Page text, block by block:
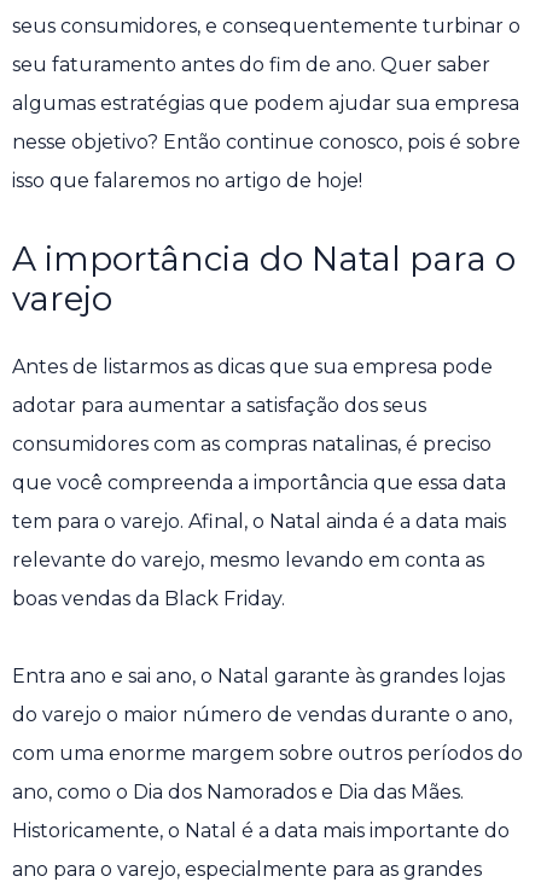
seus consumidores, e consequentemente turbinar o
seu faturamento antes do fim de ano. Quer saber
algumas estratégias que podem ajudar sua empresa
nesse objetivo? Então continue conosco, pois é sobre
isso que falaremos no artigo de hoje!
A importância do Natal para o
varejo
Antes de listarmos as dicas que sua empresa pode
adotar para aumentar a satisfação dos seus
consumidores com as compras natalinas, é preciso
que você compreenda a importância que essa data
tem para o varejo. Afinal, o Natal ainda é a data mais
relevante do varejo, mesmo levando em conta as
boas vendas da Black Friday.
Entra ano e sai ano, o Natal garante às grandes lojas
do varejo o maior número de vendas durante o ano,
com uma enorme margem sobre outros períodos do
ano, como o Dia dos Namorados e Dia das Mães.
Historicamente, o Natal é a data mais importante do
ano para o varejo, especialmente para as grandes